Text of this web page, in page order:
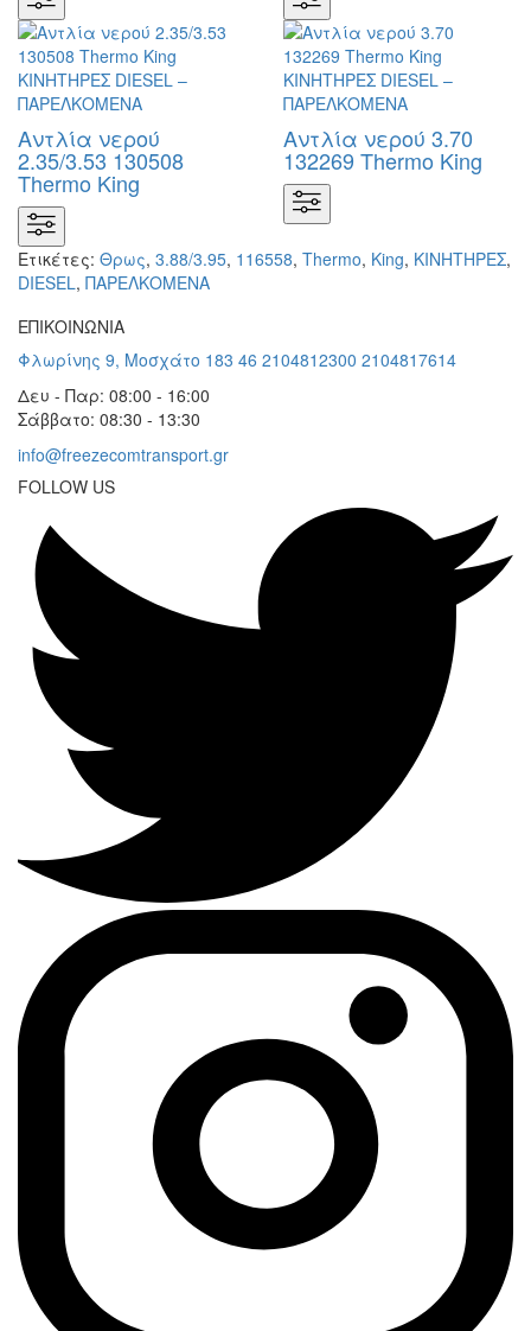
Αντλία νερού
2.35/3.53 130508
Thermo King
Αντλία νερού 3.70
132269 Thermo King
Ετικέτες: Θρως, 3.88/3.95, 116558, Thermo, King, KΙΝΗΤΗΡΕΣ,
DIESEL, ΠΑΡΕΛΚΟΜΕΝΑ
ΕΠΙΚΟΙΝΩΝΙΑ
Φλωρίνης 9, Μοσχάτο 183 46 2104812300 2104817614
Δευ - Παρ: 08:00 - 16:00
Σάββατο: 08:30 - 13:30
info@freezecomtransport.gr
FOLLOW US